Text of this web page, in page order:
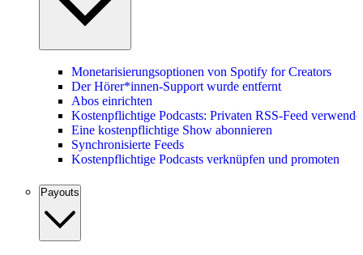
Monetarisierungsoptionen von Spotify for Creators
Der Hörer*innen-Support wurde entfernt
Abos einrichten
Kostenpflichtige Podcasts: Privaten RSS-Feed
Eine kostenpflichtige Show abonnieren
Synchronisierte Feeds
Kostenpflichtige Podcasts verknüpfen und promoten
Payouts